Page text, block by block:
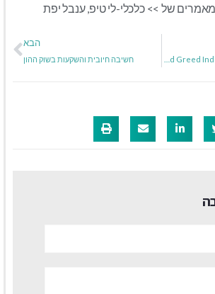
מאמרים של >> כלכלי-לי טיפ,ענבל יפת
הבא
חשיבה חיובית והשקעות בשוק ההון